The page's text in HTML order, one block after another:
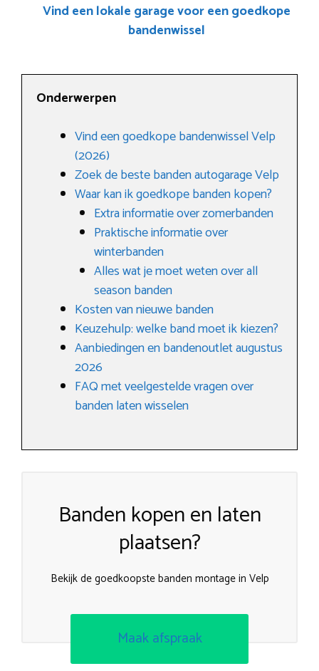
Vind een lokale garage voor een goedkope
bandenwissel
Onderwerpen
Vind een goedkope bandenwissel Velp
(2026)
Zoek de beste banden autogarage Velp
Waar kan ik goedkope banden kopen?
Extra informatie over zomerbanden
Praktische informatie over
winterbanden
Alles wat je moet weten over all
season banden
Kosten van nieuwe banden
Keuzehulp: welke band moet ik kiezen?
Aanbiedingen en bandenoutlet augustus
2026
FAQ met veelgestelde vragen over
banden laten wisselen
Banden kopen en laten
plaatsen?
Bekijk de goedkoopste banden montage in Velp
Maak afspraak